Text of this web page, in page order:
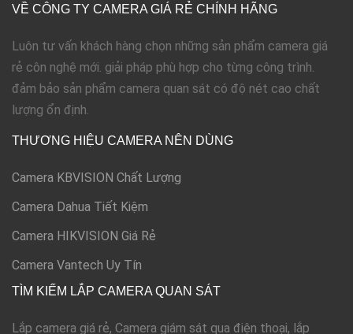
VỀ CÔNG TY CAMERA GIÁ RẺ CHÍNH HÃNG
Luôn tư vấn khách hàng chọn những sản phẩm camera giá
rẻ côn nghệ mới. giải pháp phù hợp cho từng công trình.
đảm bảo sản phẩm camera quan sát có độ nét cao chất
lượng ổn định.
THƯƠNG HIỆU CAMERA NÊN DÙNG
Camera KBVISION Chất Lượng
Camera Dahua Tiết Kiệm
Camera HIKVISION Giá Rẻ
Camera Vantech Uy Tín
TÌM KIẾM LẮP CAMERA QUAN SÁT
Lắp camera giá rẻ, Camera giám sát qua điện thoại, lắp